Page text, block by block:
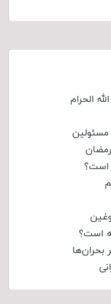
الحرام
مسئولین
است؟
است؟
بحران‌ها